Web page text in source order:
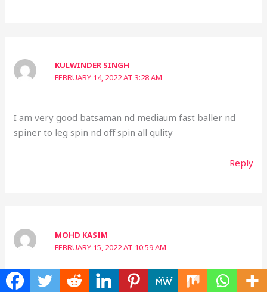
KULWINDER SINGH
FEBRUARY 14, 2022 AT 3:28 AM
I am very good batsaman nd mediaum fast baller nd
spiner to leg spin nd off spin all qulity
Reply
MOHD KASIM
FEBRUARY 15, 2022 AT 10:59 AM
Sir,